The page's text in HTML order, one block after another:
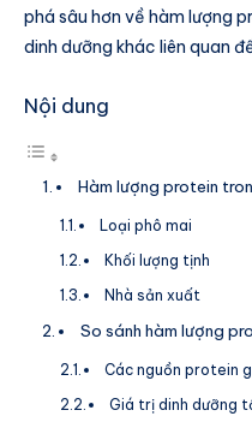
phá sâu hơn về hàm lượng
dinh dưỡng khác liên quan
Nội dung
Hàm lượng protein
Loại phô mai
Khối lượng tịnh
Nhà sản xuất
So sánh hàm lượng
Các nguồn protein
Giá trị dinh dưỡng